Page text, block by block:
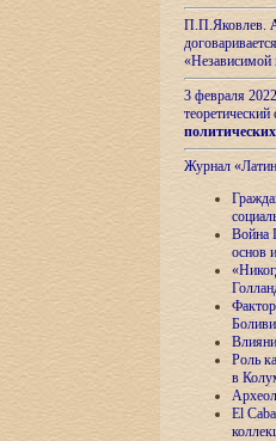
П.П.Яковлев.
«Независимой
3 февраля
теоретический
Журнал
Война
основ
Роль
в
El